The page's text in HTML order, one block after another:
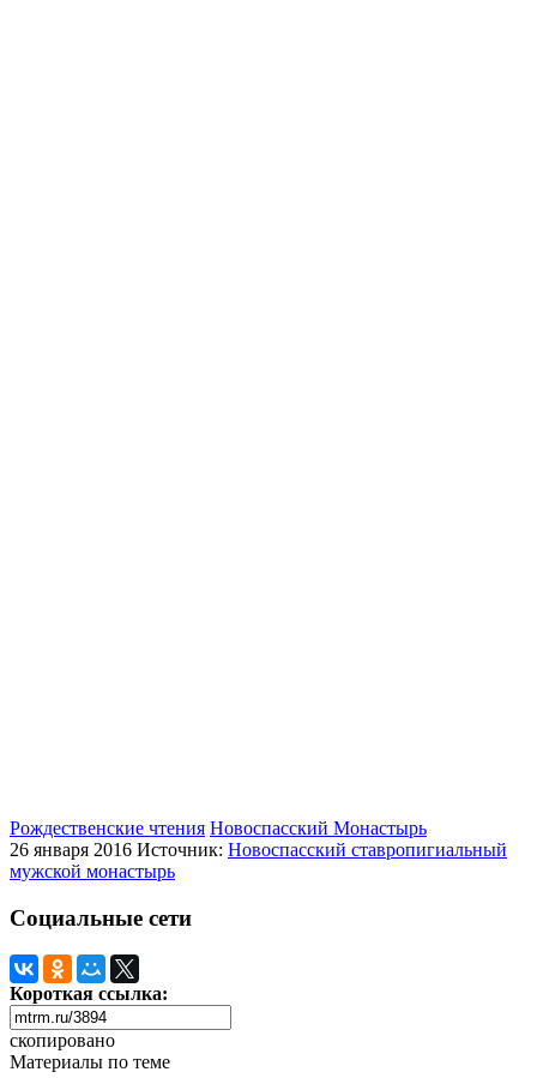
Рождественские чтения Новоспасский Монастырь
26 января 2016 Источник: Новоспасский ставропигиальный
мужской монастырь
Социальные сети
Короткая ссылка:
скопировано
Материалы по теме